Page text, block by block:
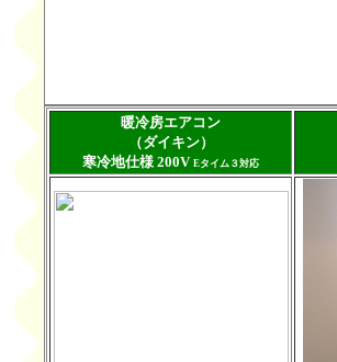
暖冷房エアコン
（ダイキン）
寒冷地仕様 200V Eタイム３対応